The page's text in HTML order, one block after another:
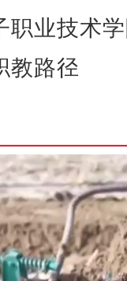
职业技术
教路径